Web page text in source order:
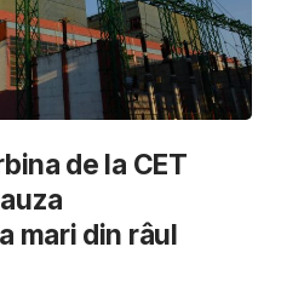
de la CET
mari din râul